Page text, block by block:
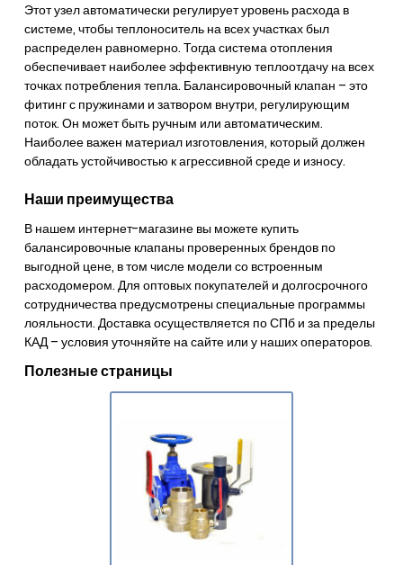
Этот узел автоматически регулирует уровень расхода в
системе, чтобы теплоноситель на всех участках был
распределен равномерно. Тогда система отопления
обеспечивает наиболее эффективную теплоотдачу на всех
точках потребления тепла. Балансировочный клапан – это
фитинг с пружинами и затвором внутри, регулирующим
поток. Он может быть ручным или автоматическим.
Наиболее важен материал изготовления, который должен
обладать устойчивостью к агрессивной среде и износу.
Наши преимущества
В нашем интернет-магазине вы можете купить
балансировочные клапаны проверенных брендов по
выгодной цене, в том числе модели со встроенным
расходомером. Для оптовых покупателей и долгосрочного
сотрудничества предусмотрены специальные программы
лояльности. Доставка осуществляется по СПб и за пределы
КАД – условия уточняйте на сайте или у наших операторов.
Полезные страницы